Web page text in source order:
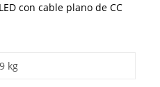
con cable plano de CC
kg